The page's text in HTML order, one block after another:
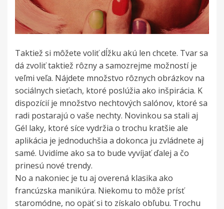
Taktiež si môžete voliť dĺžku akú len chcete. Tvar sa
dá zvoliť taktiež rôzny a samozrejme možností je
veľmi veľa. Nájdete množstvo rôznych obrázkov na
sociálnych sieťach, ktoré poslúžia ako inšpirácia. K
dispozícií je množstvo nechtových salónov, ktoré sa
radi postarajú o vaše nechty. Novinkou sa stali aj
Gél laky, ktoré síce vydržia o trochu kratšie ale
aplikácia je jednoduchšia a dokonca ju zvládnete aj
samé. Uvidíme ako sa to bude vyvíjať ďalej a čo
prinesú nové trendy.
No a nakoniec je tu aj overená klasika ako
francúzska manikúra. Niekomu to môže prísť
staromódne, no opäť si to získalo obľubu. Trochu